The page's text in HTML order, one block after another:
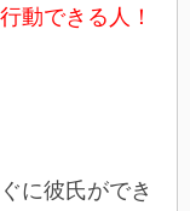
動できる人！
に彼氏ができ